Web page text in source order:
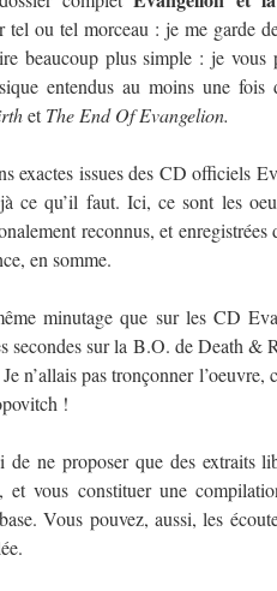
tel ou tel morceau : je me garde
beaucoup plus simple : je vous
entendus au moins une
etThe End Of Evangelion.
exactes issues des CD officiels
ce qu’il faut. Ici, ce sont les
reconnus, et enregistrées
en somme.
minutage que sur les CD
secondes sur la B.O. de Death &
n’allais pas tronçonner l’oeuvre,
!
ne proposer que des extraits
et vous constituer une
Vous pouvez, aussi, les